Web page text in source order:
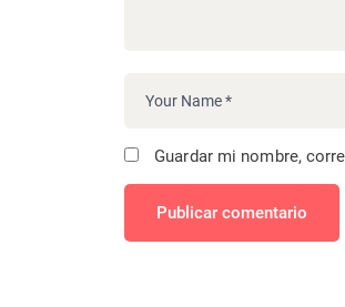
Guardar mi nombre,
Publicar comentario